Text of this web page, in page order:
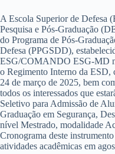
A Escola Superior de Defesa
Pesquisa e Pós-Graduação
do Programa de Pós-
Defesa (PPGSDD),
ESG/COMANDO ESG-MD
o Regimento Interno da
24 de março de 2025, bem
todos os interessados que
Seletivo para Admissão de
Graduação em Segurança,
nível Mestrado, modalidade
Cronograma deste
atividades acadêmicas em